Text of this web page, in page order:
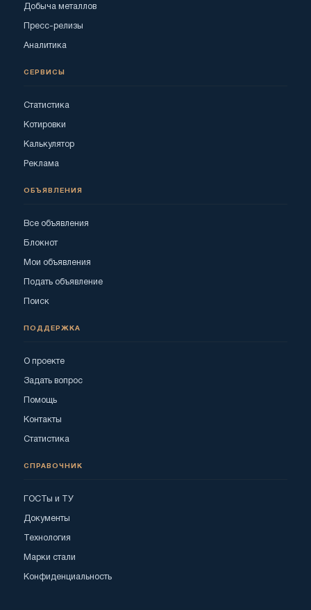
Добыча металлов
Пресс-релизы
Аналитика
СЕРВИСЫ
Статистика
Котировки
Калькулятор
Реклама
ОБЪЯВЛЕНИЯ
Все объявления
Блокнот
Мои объявления
Подать объявление
Поиск
ПОДДЕРЖКА
О проекте
Задать вопрос
Помощь
Контакты
Статистика
СПРАВОЧНИК
ГОСТы и ТУ
Документы
Технология
Марки стали
Конфиденциальность